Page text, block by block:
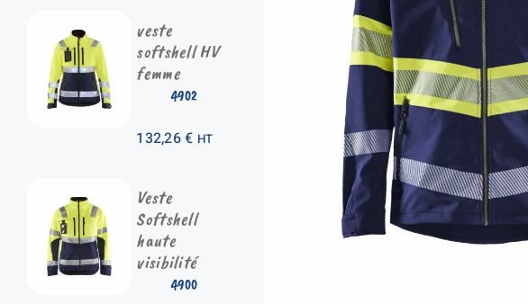
4902
veste
softshell HV
femme
132,26€ HT
4900
Veste
Softshell
haute
visibilité